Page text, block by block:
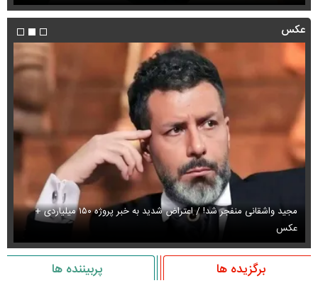
عکس
مجید واشقانی منفجر شد! / اعتراض شدید به خبر پروژه ۱۵۰ میلیاردی +
عکس
برگزیده ها پربیننده ها